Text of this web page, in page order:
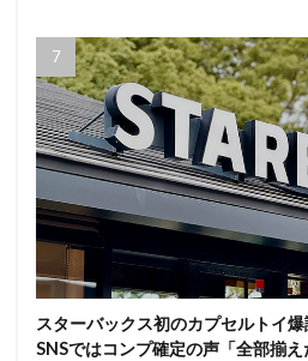
スターバックス初のカプセルトイ
SNSではコンプ確定の声「全部揃